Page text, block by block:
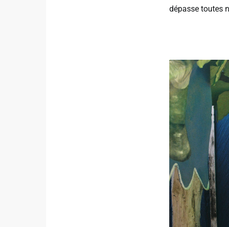
dépasse toutes